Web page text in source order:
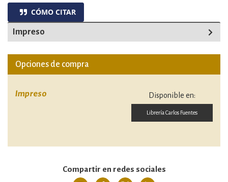
CÓMO CITAR
Impreso
Opciones de compra
Impreso Disponible en:
Librería Carlos Fuentes
Compartir en redes sociales